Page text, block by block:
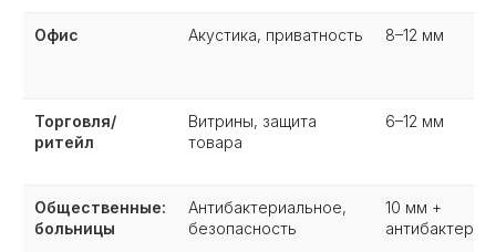
Офис Акустика, приватность 8–12 мм
Торговля/
ритейл
Витрины, защита
товара
6–12 мм
Общественные:
больницы
Антибактериальное,
безопасность
10 мм +